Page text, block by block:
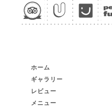
ホーム
ギャラリー
レビュー
メニュー